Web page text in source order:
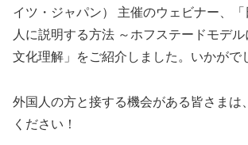
イツ・ジャパン） 主催のウェビナー、
人に説明する方法 ～ホフステードモデ
文化理解」をご紹介しました。いかがで
外国人の方と接する機会がある皆さまは
ください！